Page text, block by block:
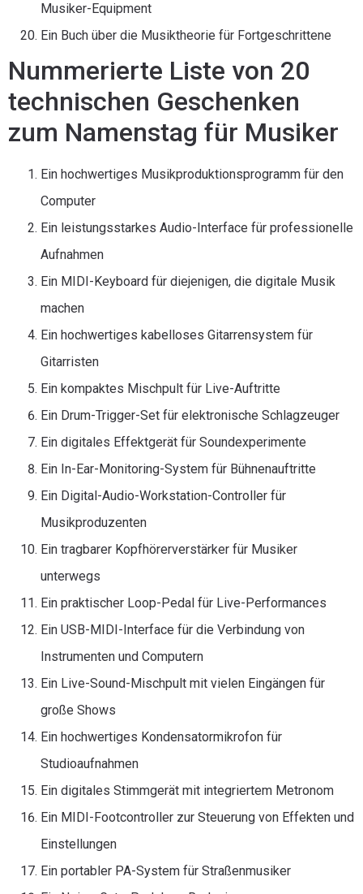
Musiker-Equipment
Ein Buch über die Musiktheorie für Fortgeschrittene
Nummerierte Liste von 20
technischen Geschenken
zum Namenstag für Musiker
Ein hochwertiges Musikproduktionsprogramm für den
Computer
Ein leistungsstarkes Audio-Interface für professionelle
Aufnahmen
Ein MIDI-Keyboard für diejenigen, die digitale Musik
machen
Ein hochwertiges kabelloses Gitarrensystem für
Gitarristen
Ein kompaktes Mischpult für Live-Auftritte
Ein Drum-Trigger-Set für elektronische Schlagzeuger
Ein digitales Effektgerät für Soundexperimente
Ein In-Ear-Monitoring-System für Bühnenauftritte
Ein Digital-Audio-Workstation-Controller für
Musikproduzenten
Ein tragbarer Kopfhörerverstärker für Musiker
unterwegs
Ein praktischer Loop-Pedal für Live-Performances
Ein USB-MIDI-Interface für die Verbindung von
Instrumenten und Computern
Ein Live-Sound-Mischpult mit vielen Eingängen für
große Shows
Ein hochwertiges Kondensatormikrofon für
Studioaufnahmen
Ein digitales Stimmgerät mit integriertem Metronom
Ein MIDI-Footcontroller zur Steuerung von Effekten und
Einstellungen
Ein portabler PA-System für Straßenmusiker